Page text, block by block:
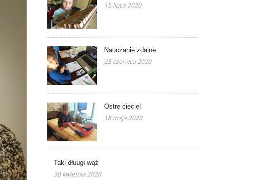
15 lipca 2020
Nauczanie zdalne
25 czerwca 2020
Ostre cięcie!
18 maja 2020
Taki dłuugi wąż
30 kwietnia 2020